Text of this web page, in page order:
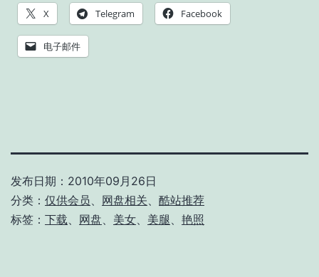
X Telegram Facebook
电子邮件
发布日期： 2010年09月26日
分类： 仅供会员 网盘相关
酷站推荐
标签： 下载 网盘 美女 美腿 艳照